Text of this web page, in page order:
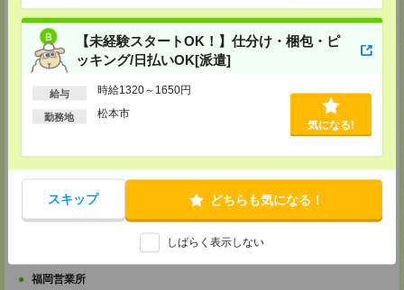
【未経験スタートOK！】仕分け・梱包・ピ
ッキング/日払いOK[派遣]
給与 時給1320～1650円
勤務地
松本市
気になる!
スキップ どちらも気になる！
しばらく表示しない
TEL：0120-995-984
FAX：0120-709-785
担当：採用担当
〒730-0031
広島県広島市中区紙屋町2丁目1番地22号 広島興銀ビル11階
TEL：0120-709-707
担当：採用担当
〒790-0003
TEL：0120-709-707
福岡営業所